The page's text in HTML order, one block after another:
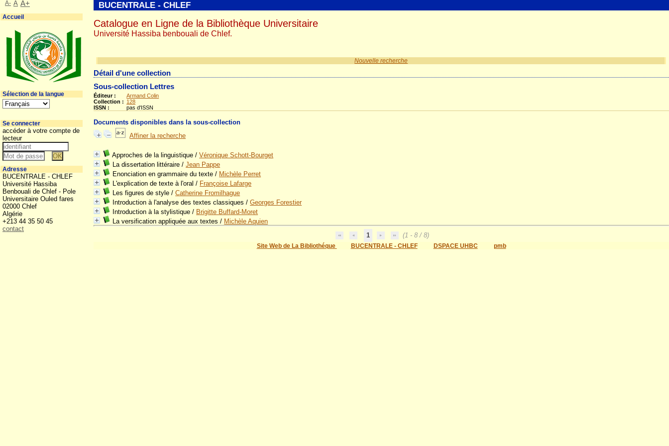
Nouvelle recherche
Détail d'une collection
Sous-collection Lettres
Éditeur :
Armand Colin
Collection : 128
ISSN :
pas d'ISSN
Documents disponibles dans la sous-collection
Affiner la recherche
Approches de la linguistique /Véronique Schott-Bourget
La dissertation littéraire /Jean Pappe
Enonciation en grammaire du texte / Michèle Perret
L'explication de texte à l'oral / Françoise Lafarge
Les figures de style /Catherine Fromilhague
Introduction à l'analyse des textes classiques /Georges Forestier
Introduction à la stylistique / Brigitte Buffard-Moret
La versification appliquée aux textes / Michèle Aquien
1
(1 - 8 / 8)
Site Web de La Bibliothéque BUCENTRALE - CHLEF DSPACE UHBC pmb
BUCENTRALE - CHLEF
Catalogue en Ligne de la Bibliothèque Universitaire
Université Hassiba benbouali de Chlef.
A- A A+
Accueil
Sélection de la langue
Se connecter
accéder à votre compte de
lecteur
Adresse
BUCENTRALE - CHLEF
Université Hassiba
Benbouali de Chlef - Pole
Universitaire Ouled fares
02000 Chlef
Algérie
+213 44 35 50 45
contact